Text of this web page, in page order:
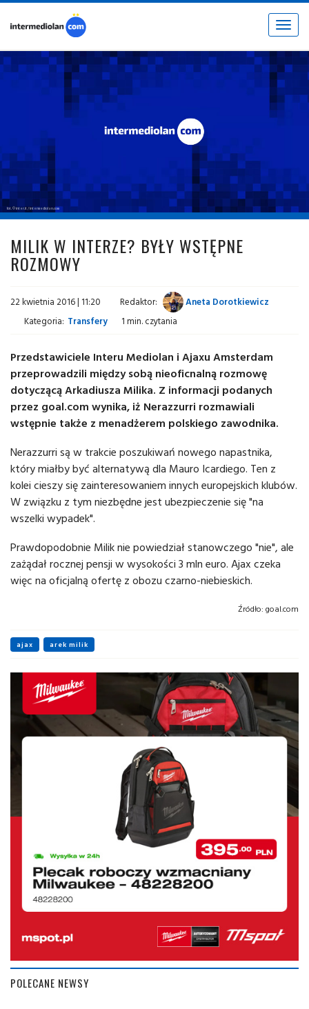
Toggle
fot. © inter.it / intermediolan.com
MILIK W INTERZE? BYŁY WSTĘPNE
ROZMOWY
22 kwietnia 2016 | 11:20 Redaktor:
Aneta Dorotkiewicz
Kategoria: Transfery 1 min. czytania
Przedstawiciele Interu Mediolan i Ajaxu Amsterdam
przeprowadzili między sobą nieoficnalną rozmowę
dotyczącą Arkadiusza Milika. Z informacji podanych
przez goal.com wynika, iż Nerazzurri rozmawiali
wstępnie także z menadżerem polskiego zawodnika.
Nerazzurri są w trakcie poszukiwań nowego napastnika,
który miałby być alternatywą dla Mauro Icardiego. Ten z
kolei cieszy się zainteresowaniem innych europejskich klubów.
W związku z tym niezbędne jest ubezpieczenie się "na
wszelki wypadek".
Prawdopodobnie Milik nie powiedział stanowczego "nie", ale
zażądał rocznej pensji w wysokości 3 mln euro. Ajax czeka
więc na oficjalną ofertę z obozu czarno-niebieskich.
Źródło: goal.com
ajax arek milik
POLECANE NEWSY